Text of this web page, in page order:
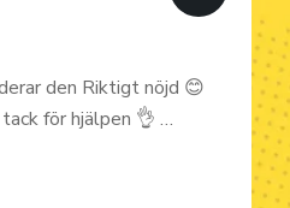
den Riktigt nöjd 😊
för hjälpen 👌 …